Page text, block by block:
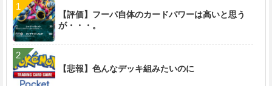
t
【評価】フーパ自体のカードパワーは高いと思う
が・・・。
【悲報】色んなデッキ組みたいのに